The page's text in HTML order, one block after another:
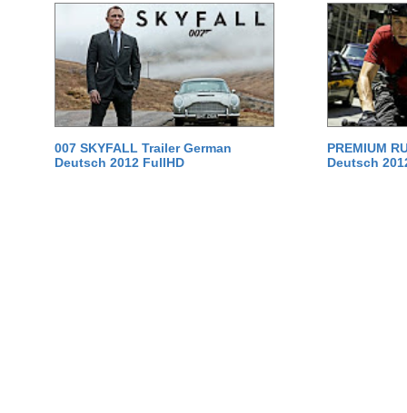
007 SKYFALL Trailer German
Deutsch 2012 FullHD
PREMIUM
Deutsch